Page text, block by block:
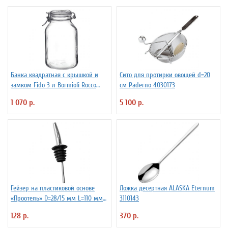
Банка квадратная с крышкой и
замком Fido 3 л Bormioli Rocco
1 070 р.
Сито для протирки овощей d=20
см Paderno 4030173
5 100 р.
Гейзер на пластиковой основе
«Проотель» D=28/15 мм L=110 мм
128 р.
Ложка десертная ALASKA Eternum
3110143
370 р.